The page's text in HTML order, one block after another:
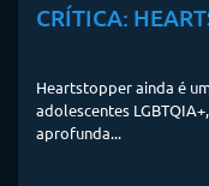
CRÍTICA:
Heartstopper ainda é
adolescentes
aprofunda...